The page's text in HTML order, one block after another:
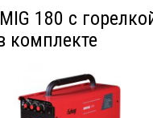
180 с
комплекте